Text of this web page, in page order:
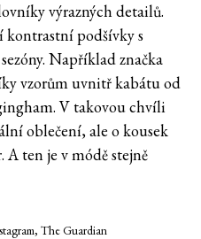
výrazných detailů.
podšívky s
Například značka
vzorům uvnitř kabátu od
V takovou chvíli
oblečení, ale o kousek
ten je v módě stejně
The Guardian